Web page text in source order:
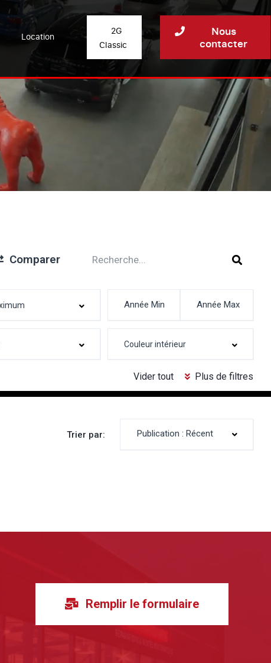
Location
2G
Classic
Nous
contacter
Vider tout Plus de filtres
Comparer
Trier par: Publication : Récent
Remplir le formulaire